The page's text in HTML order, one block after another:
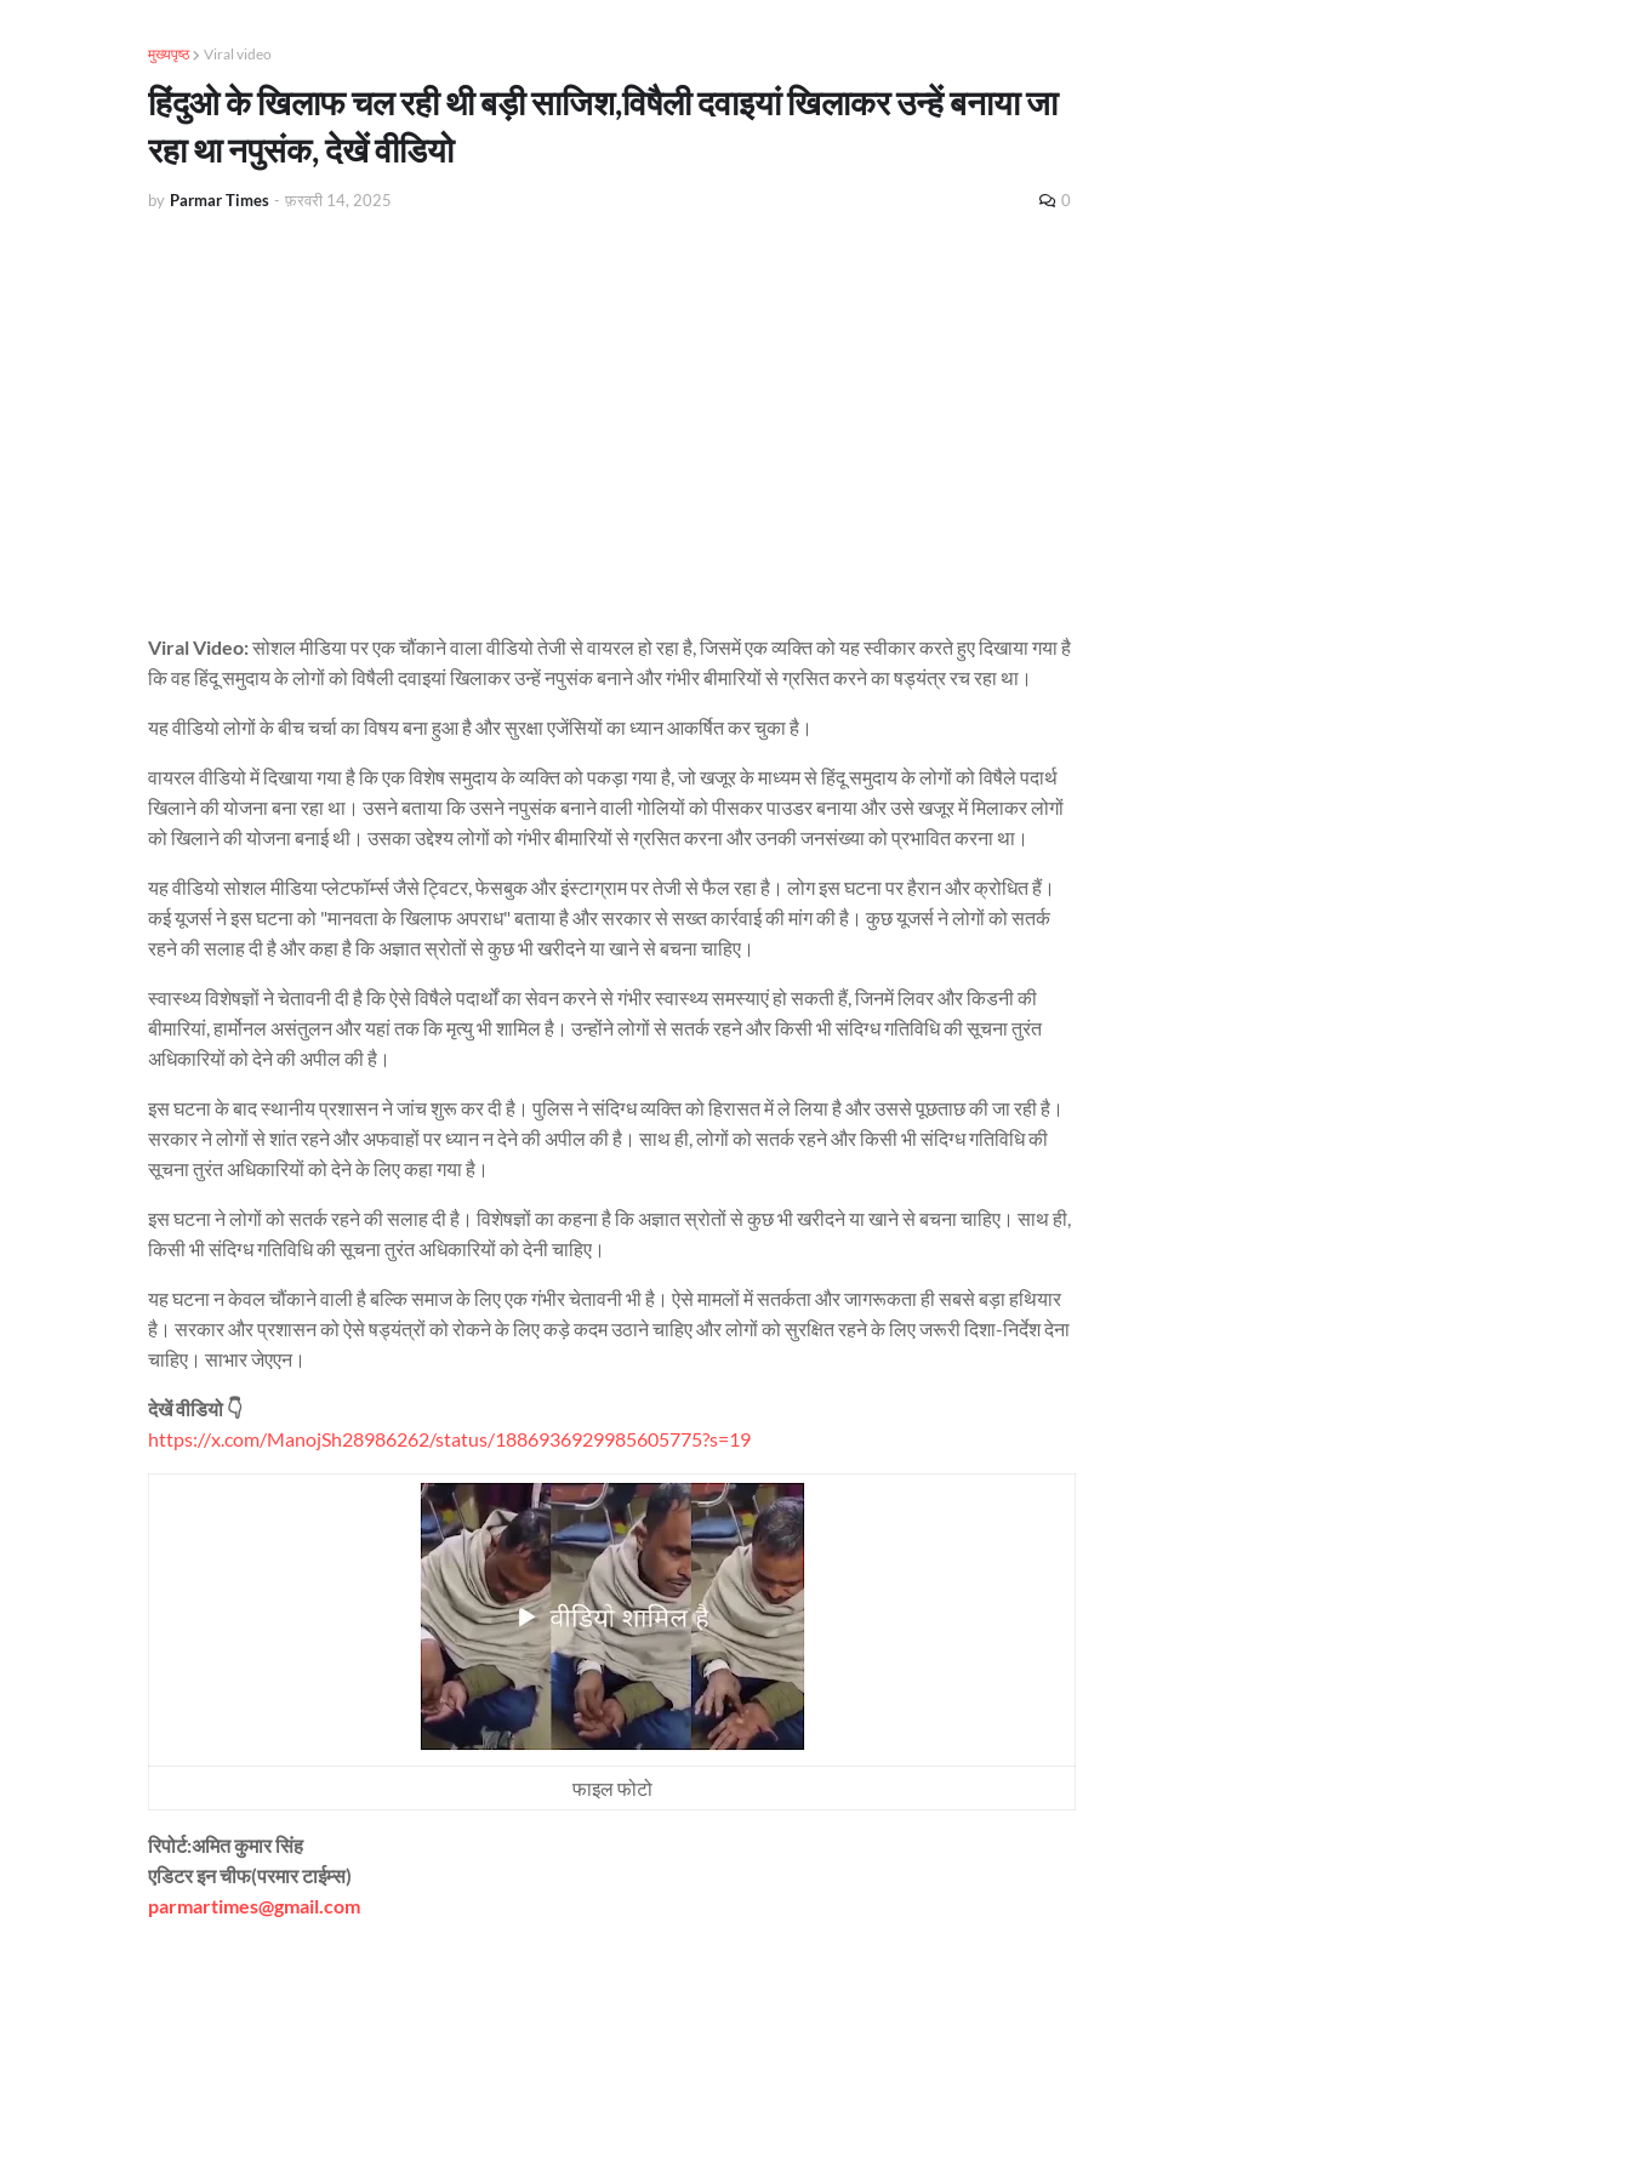
मुख्यपृष्ठ Viral video
हिंदुओ के खिलाफ चल रही थी बड़ी साजिश,विषैली दवाइयां खिलाकर उन्हें बनाया जा
रहा था नपुसंक, देखें वीडियो
by Parmar Times - फ़रवरी 14, 2025 0
Viral Video:सोशल मीडिया पर एक चौंकाने वाला वीडियो तेजी से वायरल हो रहा है, जिसमें एक व्यक्ति को यह स्वीकार करते हुए दिखाया गया है
कि वह हिंदू समुदाय के लोगों को विषैली दवाइयां खिलाकर उन्हें नपुसंक बनाने और गंभीर बीमारियों से ग्रसित करने का षड्यंत्र रच रहा था।
यह वीडियो लोगों के बीच चर्चा का विषय बना हुआ है और सुरक्षा एजेंसियों का ध्यान आकर्षित कर चुका है।
वायरल वीडियो में दिखाया गया है कि एक विशेष समुदाय के व्यक्ति को पकड़ा गया है, जो खजूर के माध्यम से हिंदू समुदाय के लोगों को विषैले पदार्थ
खिलाने की योजना बना रहा था। उसने बताया कि उसने नपुसंक बनाने वाली गोलियों को पीसकर पाउडर बनाया और उसे खजूर में मिलाकर लोगों
को खिलाने की योजना बनाई थी। उसका उद्देश्य लोगों को गंभीर बीमारियों से ग्रसित करना और उनकी जनसंख्या को प्रभावित करना था।
यह वीडियो सोशल मीडिया प्लेटफॉर्म्स जैसे ट्विटर, फेसबुक और इंस्टाग्राम पर तेजी से फैल रहा है। लोग इस घटना पर हैरान और क्रोधित हैं।
कई यूजर्स ने इस घटना को "मानवता के खिलाफ अपराध" बताया है और सरकार से सख्त कार्रवाई की मांग की है। कुछ यूजर्स ने लोगों को सतर्क
रहने की सलाह दी है और कहा है कि अज्ञात स्रोतों से कुछ भी खरीदने या खाने से बचना चाहिए।
स्वास्थ्य विशेषज्ञों ने चेतावनी दी है कि ऐसे विषैले पदार्थों का सेवन करने से गंभीर स्वास्थ्य समस्याएं हो सकती हैं, जिनमें लिवर और किडनी की
बीमारियां, हार्मोनल असंतुलन और यहां तक कि मृत्यु भी शामिल है। उन्होंने लोगों से सतर्क रहने और किसी भी संदिग्ध गतिविधि की सूचना तुरंत
अधिकारियों को देने की अपील की है।
इस घटना के बाद स्थानीय प्रशासन ने जांच शुरू कर दी है। पुलिस ने संदिग्ध व्यक्ति को हिरासत में ले लिया है और उससे पूछताछ की जा रही है।
सरकार ने लोगों से शांत रहने और अफवाहों पर ध्यान न देने की अपील की है। साथ ही, लोगों को सतर्क रहने और किसी भी संदिग्ध गतिविधि की
सूचना तुरंत अधिकारियों को देने के लिए कहा गया है।
इस घटना ने लोगों को सतर्क रहने की सलाह दी है। विशेषज्ञों का कहना है कि अज्ञात स्रोतों से कुछ भी खरीदने या खाने से बचना चाहिए। साथ ही,
किसी भी संदिग्ध गतिविधि की सूचना तुरंत अधिकारियों को देनी चाहिए।
यह घटना न केवल चौंकाने वाली है बल्कि समाज के लिए एक गंभीर चेतावनी भी है। ऐसे मामलों में सतर्कता और जागरूकता ही सबसे बड़ा हथियार
है। सरकार और प्रशासन को ऐसे षड्यंत्रों को रोकने के लिए कड़े कदम उठाने चाहिए और लोगों को सुरक्षित रहने के लिए जरूरी दिशा-निर्देश देना
चाहिए। साभार जेएएन।
देखें वीडियो 👇
https://x.com/ManojSh28986262/status/1886936929985605775?s=19
फाइल फोटो
रिपोर्ट:अमित कुमार सिंह
एडिटर इन चीफ(परमार टाईम्स)
parmartimes@gmail.com